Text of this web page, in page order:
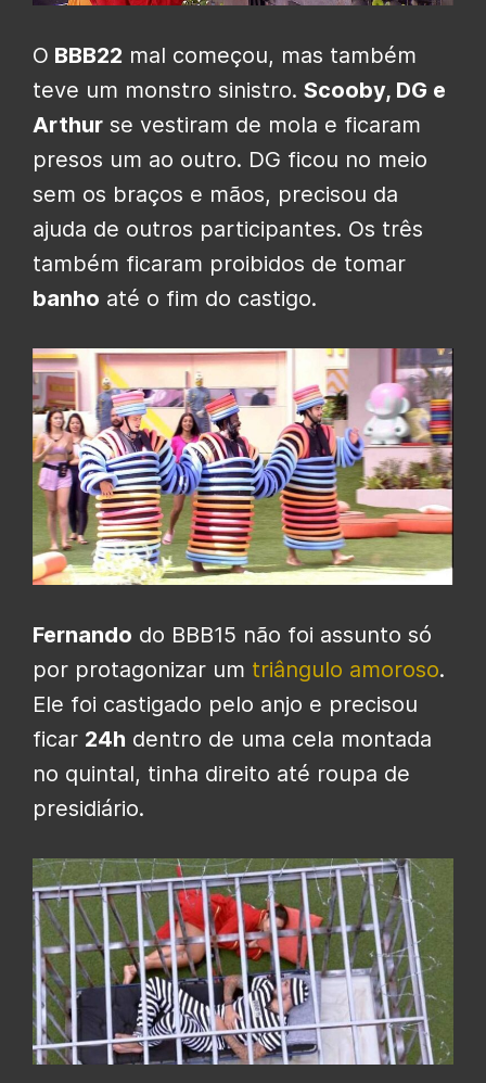
O BBB22 mal começou, mas também
teve um monstro sinistro. Scooby, DG e
Arthur se vestiram de mola e ficaram
presos um ao outro. DG ficou no meio
sem os braços e mãos, precisou da
ajuda de outros participantes. Os três
também ficaram proibidos de tomar
banho até o fim do castigo.
Fernando do BBB15 não foi assunto só
por protagonizar um triângulo amoroso.
Ele foi castigado pelo anjo e precisou
ficar 24h dentro de uma cela montada
no quintal, tinha direito até roupa de
presidiário.